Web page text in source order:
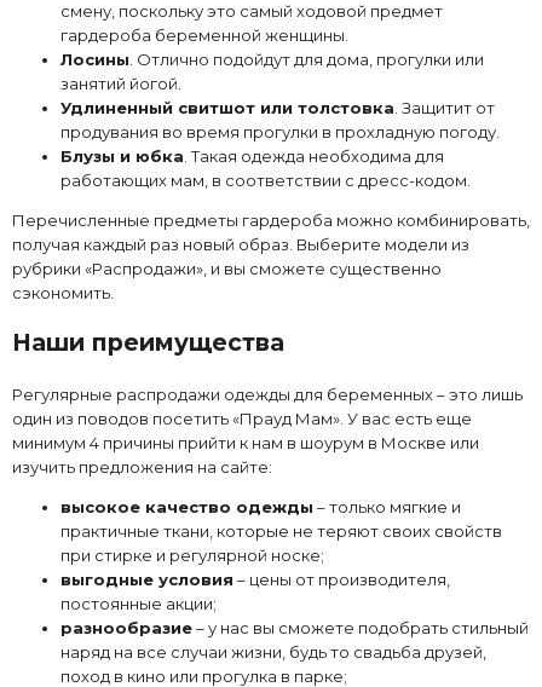
смену, поскольку это самый ходовой предмет
гардероба беременной женщины.
Лосины. Отлично подойдут для дома, прогулки или
занятий йогой.
Удлиненный свитшот или толстовка. Защитит от
продувания во время прогулки в прохладную погоду.
Блузы и юбка. Такая одежда необходима для
работающих мам, в соответствии с дресс-кодом.
Перечисленные предметы гардероба можно комбинировать,
получая каждый раз новый образ. Выберите модели из
рубрики «Распродажи», и вы сможете существенно
сэкономить.
Наши преимущества
Регулярные распродажи одежды для беременных – это лишь
один из поводов посетить «Прауд Мам». У вас есть еще
минимум 4 причины прийти к нам в шоурум в Москве или
изучить предложения на сайте:
высокое качество одежды – только мягкие и
практичные ткани, которые не теряют своих свойств
при стирке и регулярной носке;
выгодные условия – цены от производителя,
постоянные акции;
разнообразие– у нас вы сможете подобрать стильный
наряд на все случаи жизни, будь то свадьба друзей,
поход в кино или прогулка в парке;